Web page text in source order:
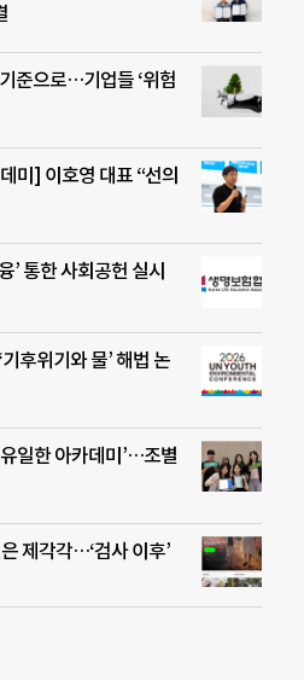
준으로…기업들 ‘위험
미] 이호영 대표 “선의
’ 통한 사회공헌 실시
후위기와 물’ 해법 논
일한 아카데미’…조별
제각각…‘검사 이후’